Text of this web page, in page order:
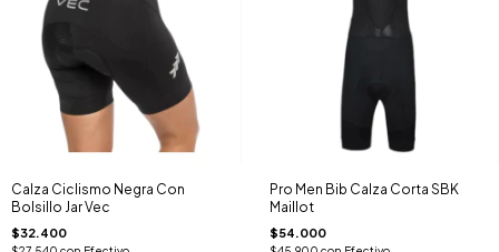
Calza Ciclismo Negra Con
Bolsillo Jar Vec
$32.400
Pro Men Bib Calza Corta SBK
Maillot
$54.000